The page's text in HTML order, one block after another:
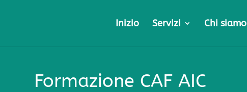
Inizio Servizi Chi siamo
Formazione CAF AIC